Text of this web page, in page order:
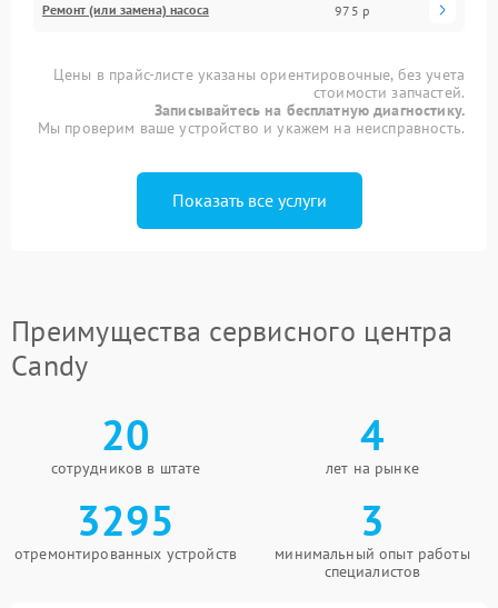
Ремонт (или замена) насоса 975 р
Цены в прайс-листе указаны ориентировочные, без учета
стоимости запчастей.
Записывайтесь на бесплатную диагностику.
Мы проверим ваше устройство и укажем на неисправность.
Показать все услуги
Преимущества сервисного центра
Candy
20
сотрудников в штате
4
лет на рынке
3295
отремонтированных устройств
3
минимальный опыт работы
специалистов